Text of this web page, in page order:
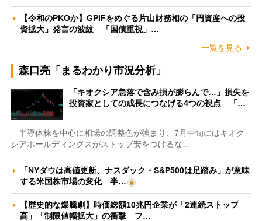
【令和のPKOか】GPIFをめぐる片山財務相の「円資産への投
資拡大」発言の波紋 「国債重視」…
一覧を見る
森口亮「まるわかり市況分析」
「キオクシア急落で含み損が膨らんで…」損失を
投資家としての成長につなげる4つの視点 「…
半導体株を中心に相場の調整色が強まり、7月中旬にはキオク
シアホールディングスがストップ安をつけるな…
「NYダウは高値更新、ナスダック・S&P500は足踏み」が意味
する米国株市場の変化 半…
【歴史的な爆騰劇】時価総額10兆円企業が「2連続ストップ
高」「制限値幅拡大」の衝撃 フ…